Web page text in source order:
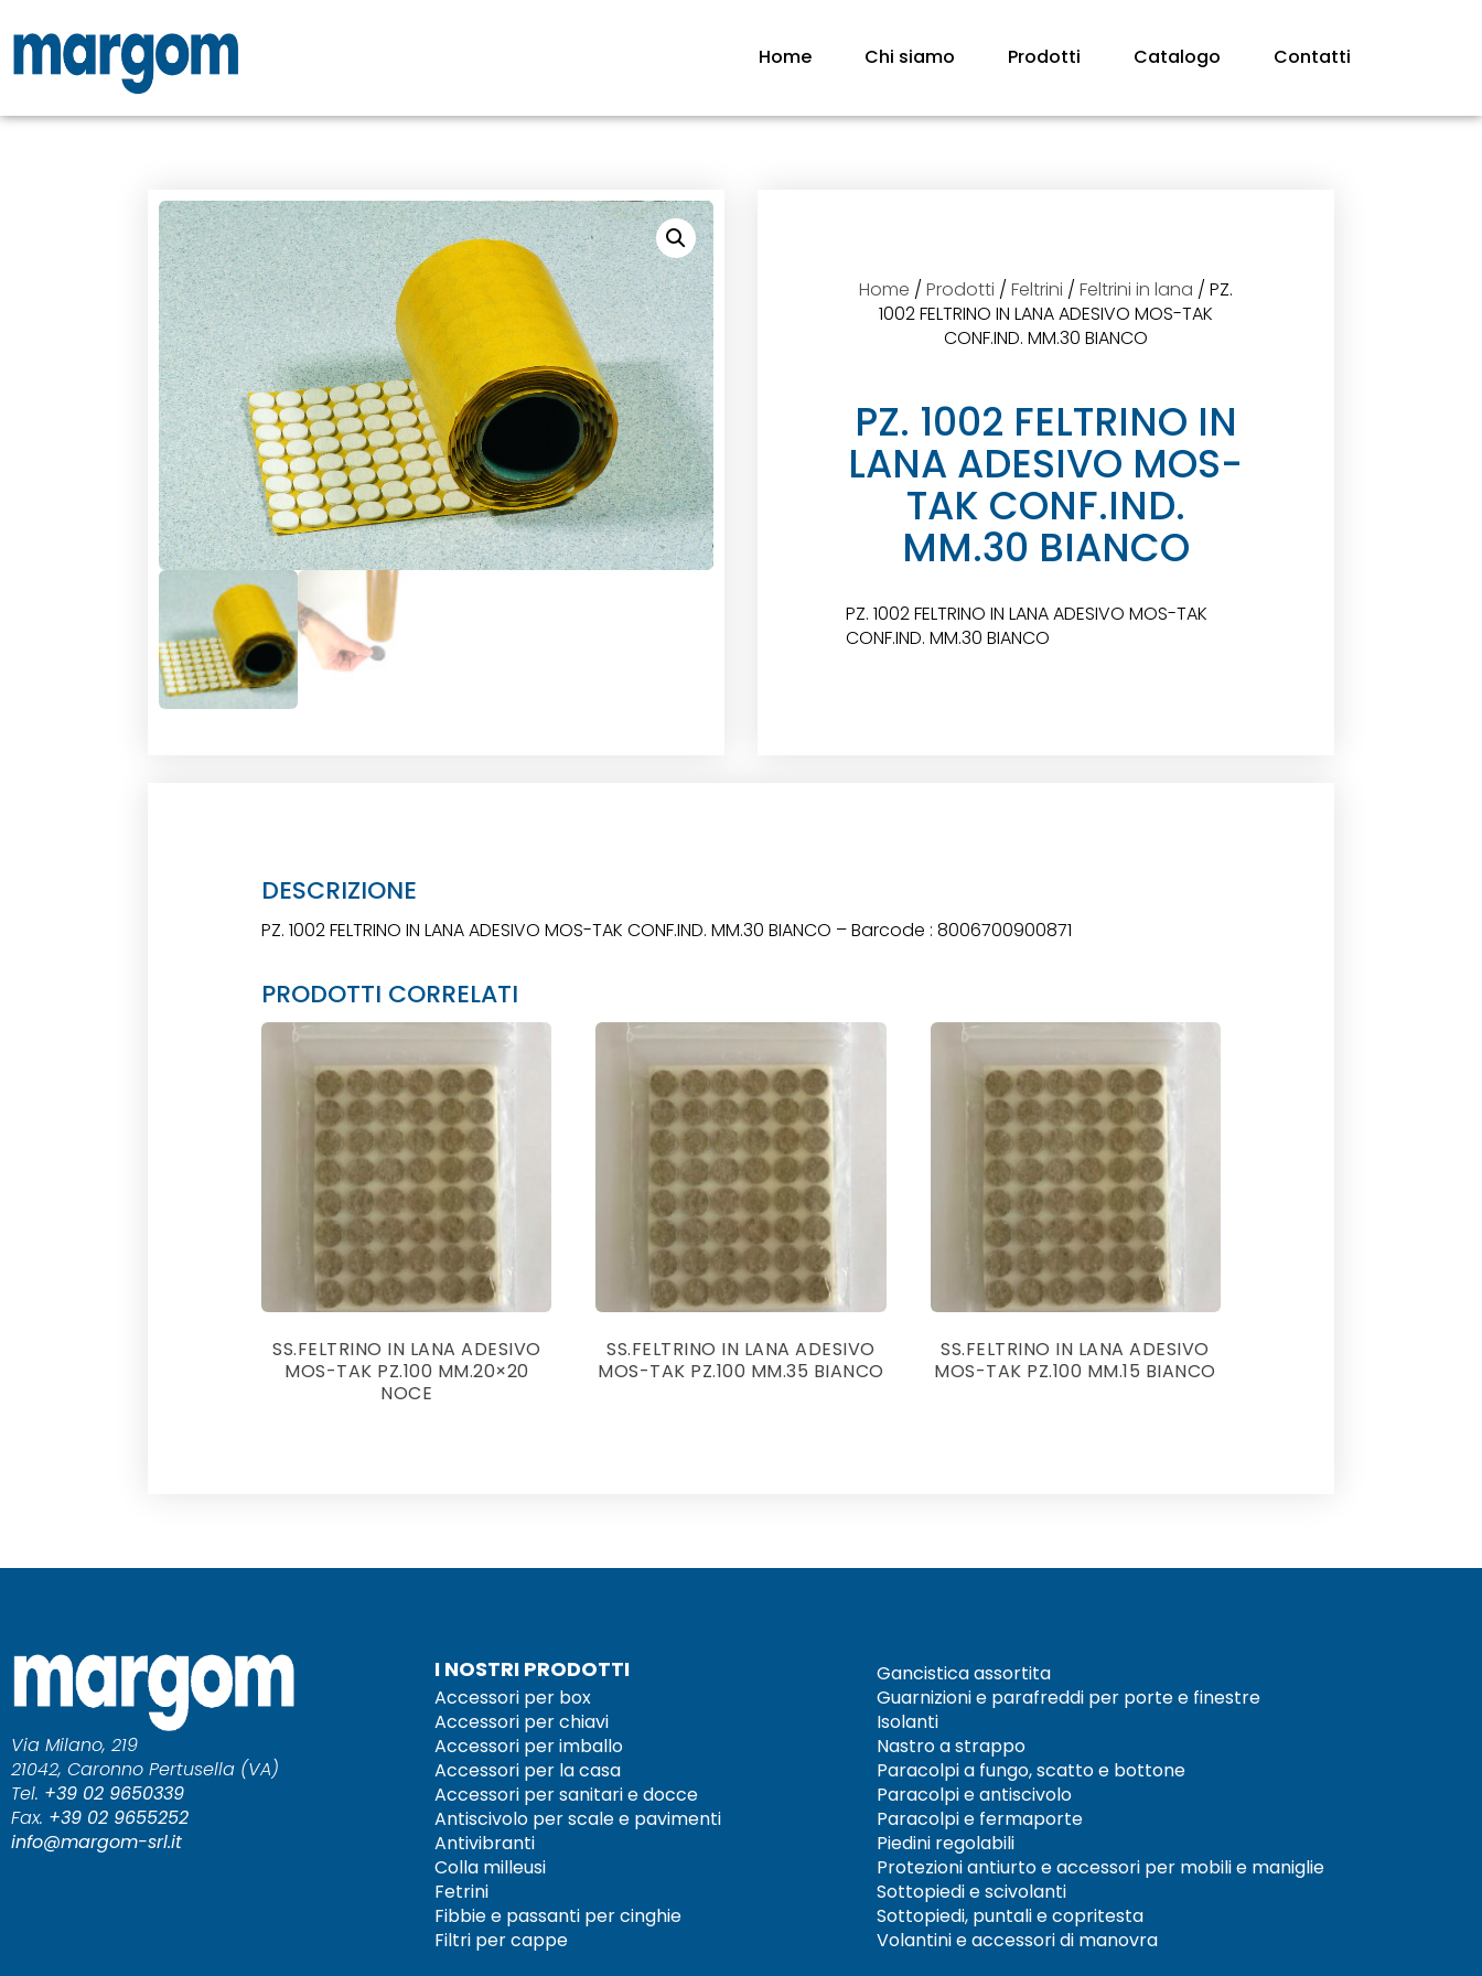
Home Chi siamo Prodotti Catalogo Contatti
Home / Prodotti / Feltrini / Feltrini in lana / PZ.
1002 FELTRINO IN LANA ADESIVO MOS-TAK
CONF.IND. MM.30 BIANCO
PZ. 1002 FELTRINO IN
LANA ADESIVO MOS-
TAK CONF.IND.
MM.30 BIANCO
PZ. 1002 FELTRINO IN LANA ADESIVO MOS-TAK
CONF.IND. MM.30 BIANCO
DESCRIZIONE
PZ. 1002 FELTRINO IN LANA ADESIVO MOS-TAK CONF.IND. MM.30 BIANCO – Barcode : 8006700900871
PRODOTTI CORRELATI
SS.FELTRINO IN LANA ADESIVO
MOS-TAK PZ.100 MM.20×20
NOCE
SS.FELTRINO IN LANA ADESIVO
MOS-TAK PZ.100 MM.35 BIANCO
SS.FELTRINO IN LANA ADESIVO
MOS-TAK PZ.100 MM.15 BIANCO
Via Milano, 219
21042, Caronno Pertusella (VA)
Tel. +39 02 9650339
Fax. +39 02 9655252
info@margom-srl.it
I NOSTRI PRODOTTI
Accessori per box
Accessori per chiavi
Accessori per imballo
Accessori per la casa
Accessori per sanitari e docce
Antiscivolo per scale e pavimenti
Antivibranti
Colla milleusi
Fetrini
Fibbie e passanti per cinghie
Filtri per cappe
Gancistica assortita
Guarnizioni e parafreddi per porte e finestre
Isolanti
Nastro a strappo
Paracolpi a fungo, scatto e bottone
Paracolpi e antiscivolo
Paracolpi e fermaporte
Piedini regolabili
Protezioni antiurto e accessori per mobili e maniglie
Sottopiedi e scivolanti
Sottopiedi, puntali e copritesta
Volantini e accessori di manovra